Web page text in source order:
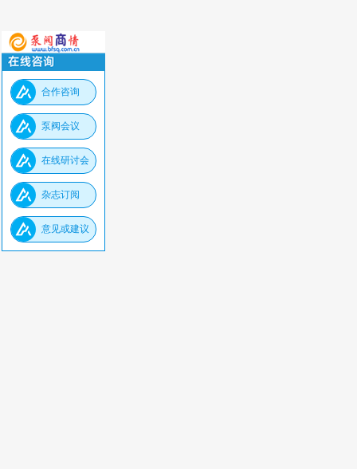
合作咨询
泵阀会议
在线研讨会
杂志订阅
意见或建议